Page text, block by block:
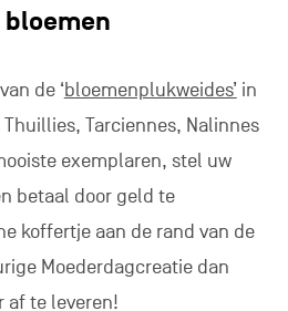
de ‘bloemenplukweides’ in
Tarciennes, Nalinnes
exemplaren, stel uw
betaal door geld te
koffertje aan de rand van de
Moederdagcreatie dan
af te leveren!